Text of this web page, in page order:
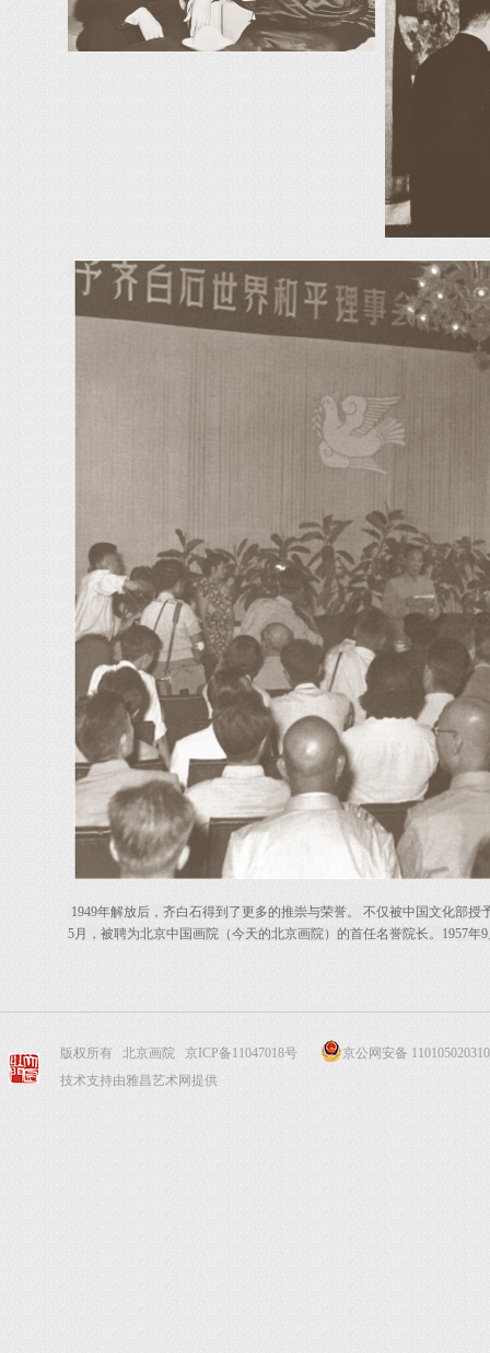
1949年解放后，齐白石得到了更多的推崇与荣誉。 不仅被中国文化部
5月，被聘为北京中国画院（今天的北京画院）的首任名誉院长。1957年
版权所有 北京画院 京ICP备11047018号
京公网安备
技术支持由雅昌艺术网提供